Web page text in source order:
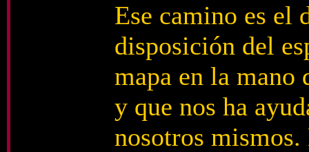
Ese camino es el
disposición del
mapa en la mano
y que nos ha
nosotros